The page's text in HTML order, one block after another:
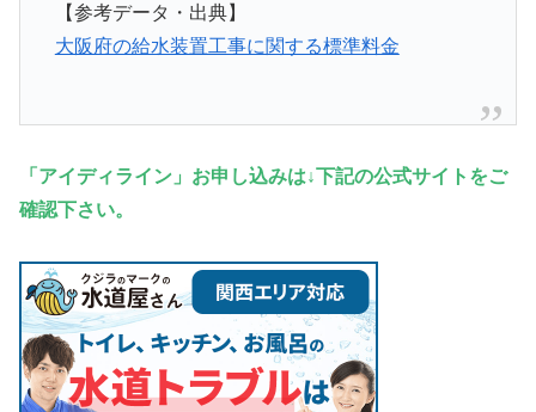
【参考データ・出典】
大阪府の給水装置工事に関する標準料金
「アイディライン」お申し込みは↓下記の公式サイトをご
確認下さい。